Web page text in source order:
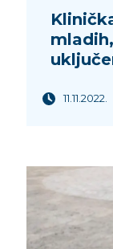
11.11.2022.